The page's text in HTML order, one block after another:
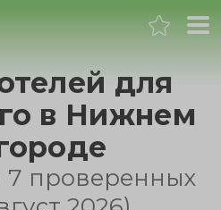
для
в Нижнем
7 проверенных